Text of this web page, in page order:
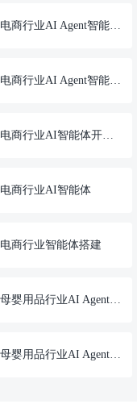
电商行业AI Agent智能体解决方案
电商行业AI Agent智能体开发
电商行业AI智能体开发服务
电商行业AI智能体
电商行业智能体搭建
母婴用品行业AI Agent智能体解决方案
母婴用品行业AI Agent智能体开发